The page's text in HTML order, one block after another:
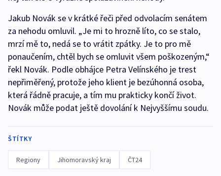
Jakub Novák se v krátké řeči před odvolacím senátem
za nehodu omluvil. „Je mi to hrozně líto, co se stalo,
mrzí mě to, nedá se to vrátit zpátky. Je to pro mě
ponaučením, chtěl bych se omluvit všem poškozeným,“
řekl Novák. Podle obhájce Petra Velínského je trest
nepřiměřený, protože jeho klient je bezúhonná osoba,
která řádně pracuje, a tím mu prakticky končí život.
Novák může podat ještě dovolání k Nejvyššímu soudu.
ŠTÍTKY
Regiony Jihomoravský kraj ČT24